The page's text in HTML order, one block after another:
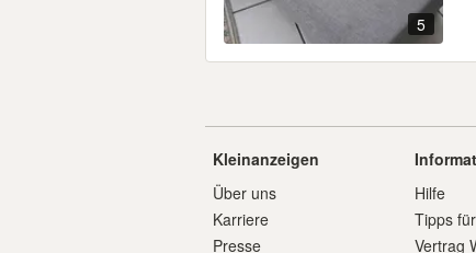
5
Kleinanzeigen
Über uns
Karriere
Presse
Hilfe
Tipps
Vertrag